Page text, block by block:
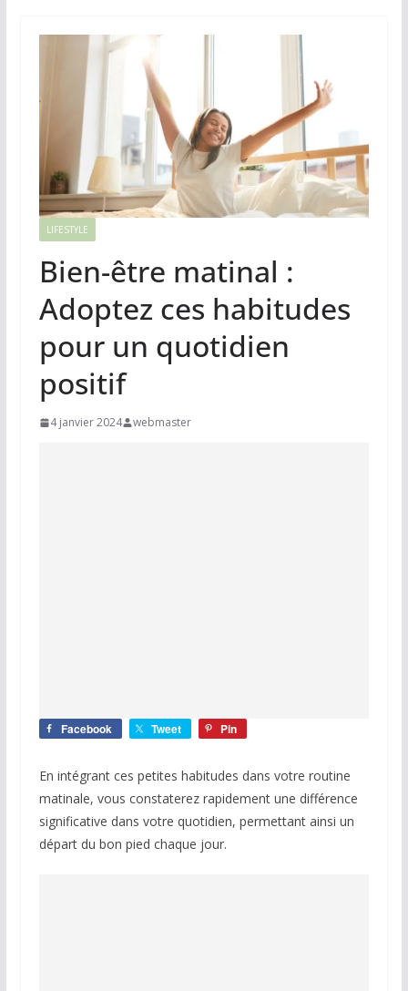
LIFESTYLE
Bien-être matinal :
Adoptez ces habitudes
pour un quotidien
positif
4 janvier 2024 webmaster
Facebook Tweet Pin
En intégrant ces petites habitudes dans votre routine
matinale, vous constaterez rapidement une différence
significative dans votre quotidien, permettant ainsi un
départ du bon pied chaque jour.